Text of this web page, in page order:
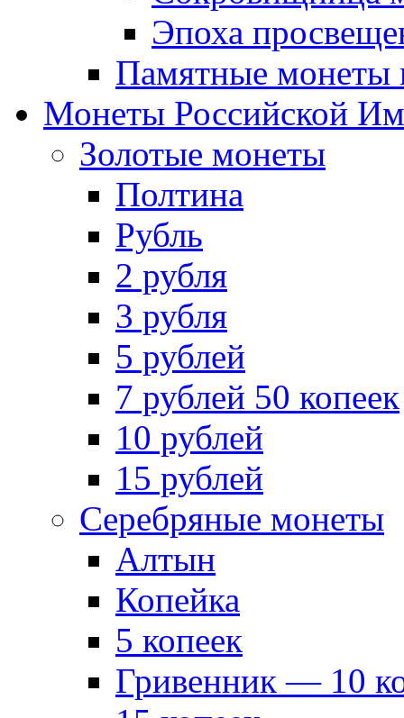
Эпоха
Памятные монеты
Монеты Российской
Золотые монеты
Полтина
Рубль
2 рубля
3 рубля
5 рублей
7 рублей 50 копеек
10 рублей
15 рублей
Серебряные монеты
Алтын
Копейка
5 копеек
Гривенник — 10